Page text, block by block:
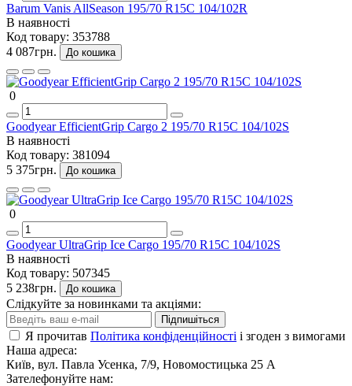
Barum Vanis AllSeason 195/70 R15C 104/102R
В наявності
Код товару: 353788
4 087грн.
До кошика
0
Goodyear EfficientGrip Cargo 2 195/70 R15C 104/102S
В наявності
Код товару: 381094
5 375грн.
До кошика
0
Goodyear UltraGrip Ice Cargo 195/70 R15C 104/102S
В наявності
Код товару: 507345
5 238грн.
До кошика
Слідкуйте за новинками та акціями:
Підпишіться
Я прочитав Політика конфіденційності і згоден з вимогами
Наша адреса:
Київ, вул. Павла Усенка, 7/9, Новомостицька 25 А
Зателефонуйте нам: